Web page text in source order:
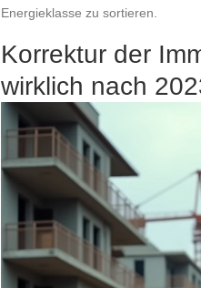
Energieklasse zu sortieren.
Korrektur der
wirklich nach